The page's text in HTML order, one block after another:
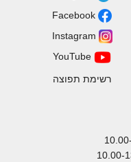
רשימת תפוצה